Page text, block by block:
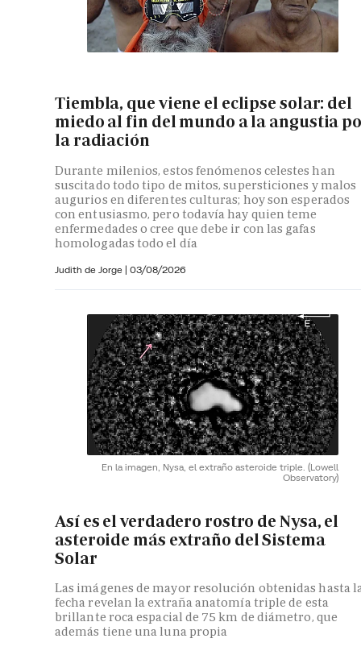
Tiembla, que viene el eclipse solar: del
miedo al fin del mundo a la angustia
la radiación
Durante milenios, estos fenómenos celestes han
suscitado todo tipo de mitos, supersticiones y malos
augurios en diferentes culturas; hoy son esperados
con entusiasmo, pero todavía hay quien teme
enfermedades o cree que debe ir con las gafas
homologadas todo el día
Judith de Jorge | 03/08/2026
En la imagen, Nysa, el extraño asteroide triple. (Lowell
Observatory)
Así es el verdadero rostro de Nysa, el
asteroide más extraño del Sistema
Solar
Las imágenes de mayor resolución obtenidas hasta
fecha revelan la extraña anatomía triple de esta
brillante roca espacial de 75 km de diámetro, que
además tiene una luna propia